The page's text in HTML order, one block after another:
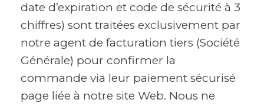
date d’expiration et code de sécurité à 3
chiffres) sont traitées exclusivement par
notre agent de facturation tiers (Société
Générale) pour confirmer la
commande via leur paiement sécurisé
page liée à notre site Web. Nous ne